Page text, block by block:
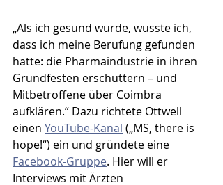
„Als ich gesund wurde, wusste ich,
dass ich meine Berufung gefunden
hatte: die Pharmaindustrie in ihren
Grundfesten erschüttern – und
Mitbetroffene über Coimbra
aufklären.“ Dazu richtete Ottwell
einen YouTube-Kanal („MS, there is
hope!“) ein und gründete eine
Facebook-Gruppe. Hier will er
Interviews mit Ärzten